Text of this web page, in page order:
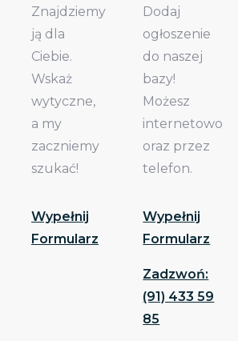
Znajdziemy
ją dla
Ciebie.
Wskaż
wytyczne,
a my
zaczniemy
szukać!
Wypełnij
Formularz
Dodaj
ogłoszenie
do naszej
bazy!
Możesz
internetowo
oraz przez
telefon.
Wypełnij
Formularz
Zadzwoń:
(91) 433 59
85